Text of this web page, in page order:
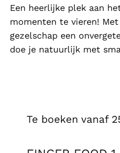
Finger Foods
Een heerlijke plek aan
momenten te vieren!
Te boeken vanaf